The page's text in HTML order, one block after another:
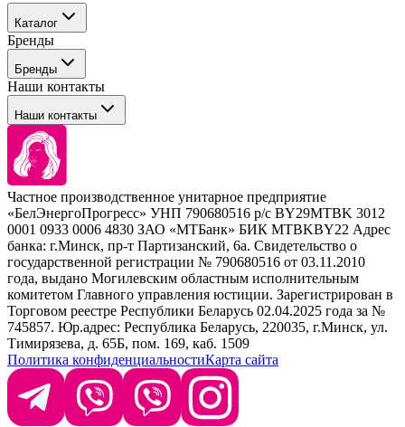
События
Покупателю
Каталог
Профессиональные средства для окрашивания волос
Сервисные средства
Уход
Стайлинг
Брови и ресницы
Барберинг
Наборы
Расходные материалы
Бренды
Бренды
Tefia
Concept
Kezy
Barex
Sim Sensitive
Kebren
Selective Professional
White Line
Наши контакты
Наши контакты
+ 375 44 7233514
+ 375 29 1649505
info@krasabel.by
Офис: г. Минск, ул. Тимирязева 65Б, офис 1509
Склад: г. Минск, ул. Домбровская, 15
Время работы: пн–чт 9:00–17:30, пт 9:00–17:00
Частное производственное унитарное предприятие
«БелЭнергоПрогресс» УНП 790680516 р/с BY29MTBK 3012
0001 0933 0006 4830 ЗАО «МТБанк» БИК MTBKBY22 Адрес
банка: г.Минск, пр-т Партизанский, 6а. Свидетельство о
государственной регистрации № 790680516 от 03.11.2010
года, выдано Могилевским областным исполнительным
комитетом Главного управления юстиции. Зарегистрирован в
Торговом реестре Республики Беларусь 02.04.2025 года за №
745857. Юр.адрес: Республика Беларусь, 220035, г.Минск, ул.
Тимирязева, д. 65Б, пом. 169, каб. 1509
Политика конфиденциальностиКарта сайта